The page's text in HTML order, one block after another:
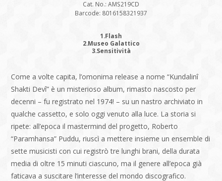
Cat. No.: AMS219CD
Barcode: 8016158321937
1.Flash
2.Museo Galattico
3.Sensitività
Come a volte capita, l’omonima release a nome “Kundalinî
Shakti Devî” è un misterioso album, rimasto nascosto per
decenni – fu registrato nel 1974! – su un nastro archiviato in
qualche cassetto, e solo oggi venuto alla luce. La storia si
ripete: all’epoca il mastermind del progetto, Roberto
“Paramhansa” Puddu, riuscì a mettere insieme un ensemble di
sette musicisti con cui registrò tre lunghi brani, della durata
media di oltre 15 minuti ciascuno, ma il genere all’epoca già
faticava a suscitare l’interesse del mondo discografico.